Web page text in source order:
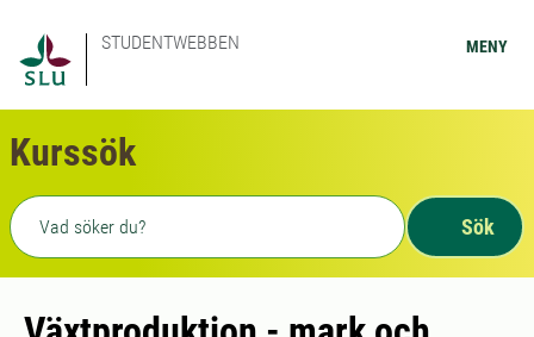
STUDENTWEBBEN MENY
Kurssök
Fritext sökning
Sök